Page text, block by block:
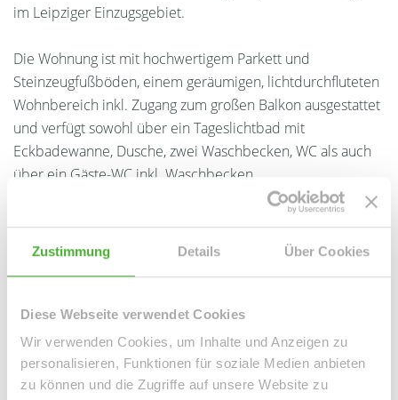
Zustimmung Details Über Cookies
Diese Webseite verwendet Cookies
Wir verwenden Cookies, um Inhalte und Anzeigen zu
personalisieren, Funktionen für soziale Medien anbieten
zu können und die Zugriffe auf unsere Website zu
im Leipziger Einzugsgebiet.
Die Wohnung ist mit hochwertigem Parkett und
Steinzeugfußböden, einem geräumigen, lichtdurchfluteten
Wohnbereich inkl. Zugang zum großen Balkon ausgestattet
und verfügt sowohl über ein Tageslichtbad mit
Eckbadewanne, Dusche, zwei Waschbecken, WC als auch
über ein Gäste-WC inkl. Waschbecken.
(Waschmaschinenraum). Alle Räumlichkeiten sind vom Flur